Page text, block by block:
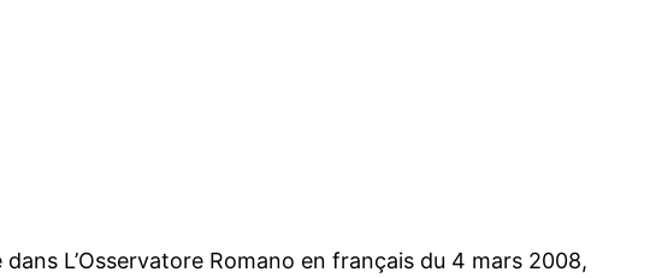
L’Osservatore Romano en français du 4 mars 2008,